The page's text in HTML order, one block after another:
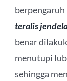
berpengaruh
teralis
benar
menutupi
sehingga